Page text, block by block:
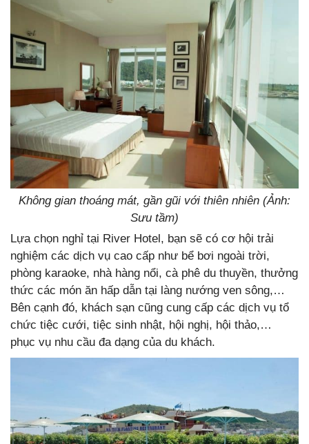
Không gian thoáng mát, gần gũi với thiên nhiên (Ảnh:
Sưu tầm)
Lựa chọn nghỉ tại River Hotel, bạn sẽ có cơ hội trải
nghiệm các dịch vụ cao cấp như bể bơi ngoài trời,
phòng karaoke, nhà hàng nổi, cà phê du thuyền, thưởng
thức các món ăn hấp dẫn tại làng nướng ven sông,…
Bên cạnh đó, khách sạn cũng cung cấp các dịch vụ tổ
chức tiệc cưới, tiệc sinh nhật, hội nghị, hội thảo,…
phục vụ nhu cầu đa dạng của du khách.